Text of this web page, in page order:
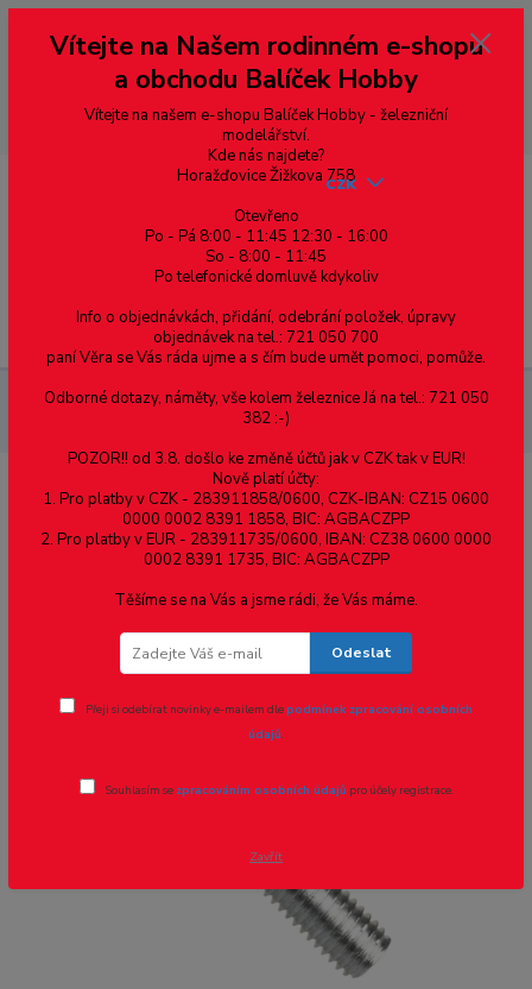
--- pro zákazníky ze Slovenska a jiných zemí, pokud chcete platit v eurech
přepněte si e-shop na euro 💶 pro přepočet měny - pravý horní roh ---
dobírky – pokud si z nějakého důvodu zásilku nevyzvednete, bude po
domluvě zaslána znovu s opětovnou platbou za poštovné, v opačném
případě bude zrušena a účet přidán na blacklist a rušeny následující
objednávky.
Menu
CZK
Spojovací materiál Šrouby S půlkulatou hlavou
DIN 603
Šroub "vratový" s nízkou zaoblenou hlavou M10x90 mm
Šroub "vratový" s nízkou zaoblenou
hlavou M10x90 mm
Vítejte na Našem rodinném e-shopu
a obchodu Balíček Hobby
Vítejte na našem e-shopu Balíček Hobby - železniční
modelářství.
Kde nás najdete?
Horažďovice Žižkova 758
Otevřeno
Po - Pá 8:00 - 11:45 12:30 - 16:00
So - 8:00 - 11:45
Po telefonické domluvě kdykoliv
Info o objednávkách, přidání, odebrání položek, úpravy
objednávek na tel.: 721 050 700
paní Věra se Vás ráda ujme a s čím bude umět pomoci, pomůže.
Odborné dotazy, náměty, vše kolem železnice Já na tel.: 721 050
382 :-)
POZOR!! od 3.8. došlo ke změně účtů jak v CZK tak v EUR!
Nově platí účty:
1. Pro platby v CZK - 283911858/0600, CZK-IBAN: CZ15 0600
0000 0002 8391 1858, BIC: AGBACZPP
2. Pro platby v EUR - 283911735/0600, IBAN: CZ38 0600 0000
0002 8391 1735, BIC: AGBACZPP
Těšíme se na Vás a jsme rádi, že Vás máme.
Odeslat
Přeji si odebírat novinky e-mailem dlepodmínek zpracování osobních
údajů.
Souhlasím se zpracováním osobních údajů pro účely registrace.
Zavřít